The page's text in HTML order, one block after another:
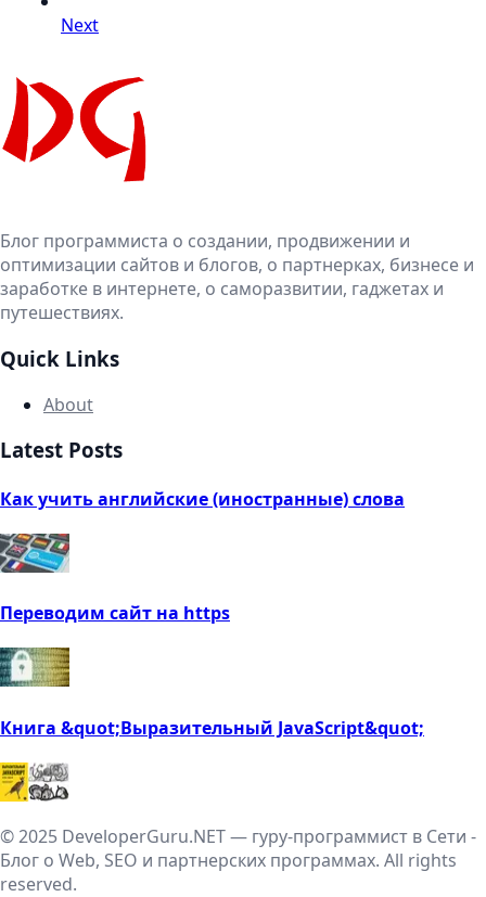
Next
Блог программиста о создании, продвижении и
оптимизации сайтов и блогов, о партнерках, бизнесе и
заработке в интернете, о саморазвитии, гаджетах и
путешествиях.
Quick Links
About
Latest Posts
Как учить английские (иностранные) слова
Переводим сайт на https
Книга &quot;Выразительный JavaScript&quot;
© 2025 DeveloperGuru.NET — гуру-программист в Сети -
Блог о Web, SEO и партнерских программах. All rights
reserved.